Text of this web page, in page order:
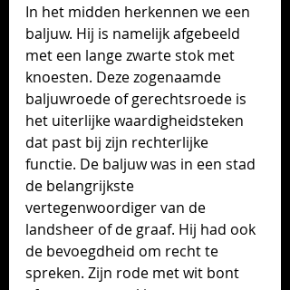
In het midden herkennen we een
baljuw. Hij is namelijk afgebeeld
met een lange zwarte stok met
knoesten. Deze zogenaamde
baljuwroede of gerechtsroede is
het uiterlijke waardigheidsteken
dat past bij zijn rechterlijke
functie. De baljuw was in een stad
de belangrijkste
vertegenwoordiger van de
landsheer of de graaf. Hij had ook
de bevoegdheid om recht te
spreken. Zijn rode met wit bont